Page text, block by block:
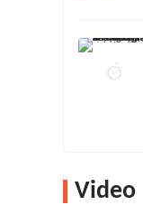
Video